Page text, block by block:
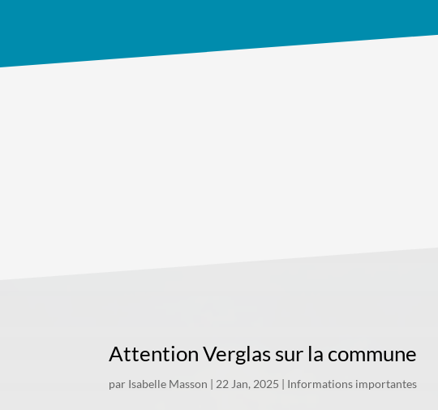
Attention Verglas sur la commune
par Isabelle Masson | 22 Jan, 2025 | Informations importantes